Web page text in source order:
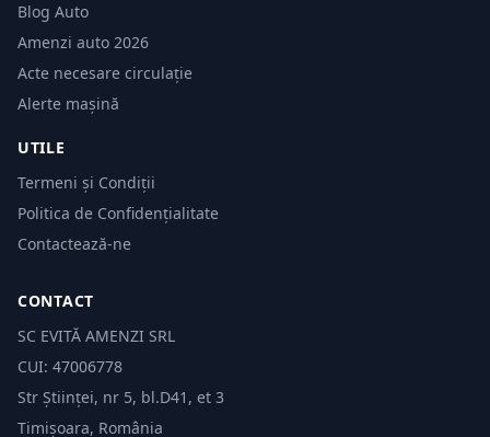
Blog Auto
Amenzi auto 2026
Acte necesare circulație
Alerte mașină
UTILE
Termeni și Condiții
Politica de Confidențialitate
Contactează-ne
CONTACT
SC EVITĂ AMENZI SRL
CUI: 47006778
Str Științei, nr 5, bl.D41, et 3
Timișoara, România